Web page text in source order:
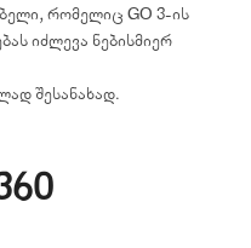
რომელიც GO 3-ის
იძლევა ნებისმიერ
შესანახად.